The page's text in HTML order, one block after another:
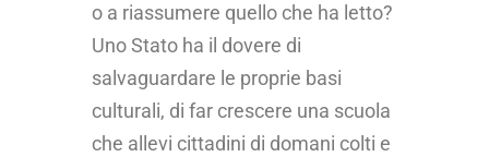
o a riassumere quello che ha letto?
Uno Stato ha il dovere di
salvaguardare le proprie basi
culturali, di far crescere una scuola
che allevi cittadini di domani colti e